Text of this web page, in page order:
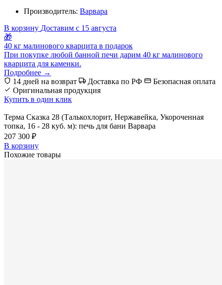
Производитель: Варвара
В корзину Доставим с 15 августа
🎁
40 кг малинового кварцита в подарок
При покупке любой банной печи дарим 40 кг малинового
кварцита для каменки.
Подробнее →
14 дней на возврат
Доставка по РФ
Безопасная оплата
Оригинальная продукция
Купить в один клик
Терма Сказка 28 (Талькохлорит, Нержавейка, Укороченная
топка, 16 - 28 куб. м): печь для бани Варвара
207 300 ₽
В корзину
Похожие товары